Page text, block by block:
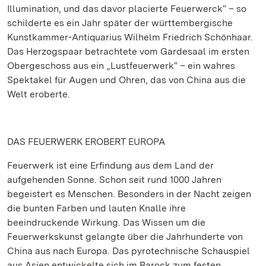
Illumination, und das davor placierte Feuerwerck“ – so
schilderte es ein Jahr später der württembergische
Kunstkammer-Antiquarius Wilhelm Friedrich Schönhaar.
Das Herzogspaar betrachtete vom Gardesaal im ersten
Obergeschoss aus ein „Lustfeuerwerk“ – ein wahres
Spektakel für Augen und Ohren, das von China aus die
Welt eroberte.
DAS FEUERWERK EROBERT EUROPA
Feuerwerk ist eine Erfindung aus dem Land der
aufgehenden Sonne. Schon seit rund 1000 Jahren
begeistert es Menschen. Besonders in der Nacht zeigen
die bunten Farben und lauten Knalle ihre
beeindruckende Wirkung. Das Wissen um die
Feuerwerkskunst gelangte über die Jahrhunderte von
China aus nach Europa. Das pyrotechnische Schauspiel